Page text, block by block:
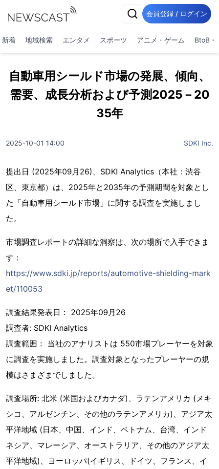
会員登録 / ログイン
新着 地域検索 エンタメ スポーツ アニメ・ゲーム BtoB・
自動車用シールド市場の発展、傾向、
需要、成長分析および予測2025－20
35年
2025-10-01 14:00 SDKI Inc.
提出日 (2025年09月26)、SDKI Analytics（本社：渋谷
区、東京都）は、2025年と2035年の予測期間を対象とし
た「自動車用シールド市場」に関する調査を実施しまし
た。
市場調査レポートの詳細な洞察は、次の場所で入手できま
す：
https://www.sdki.jp/reports/automotive-shielding-mark
et/110053
調査結果発表日： 2025年09月26
調査者: SDKI Analytics
調査範囲： 当社のアナリストは 550市場プレーヤーを対象
に調査を実施しました。調査対象となったプレーヤーの規
模はさまざまでしました。
調査場所: 北米 (米国およびカナダ)、ラテンアメリカ (メキ
シコ、アルゼンチン、その他のラテンアメリカ)、アジア太
平洋地域 (日本、中国、インド、ベトナム、台湾、インド
ネシア、マレーシア、オーストラリア、その他のアジア太
平洋地域)、ヨーロッパ(イギリス、ドイツ、フランス、イ